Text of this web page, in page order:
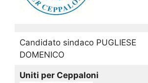
Candidato sindaco PUGLIESE
DOMENICO
Uniti per Ceppaloni